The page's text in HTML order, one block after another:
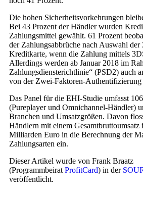
Die hohen Sicherheitsvorkehrungen
Bei 43 Prozent der Händler wurden
Zahlungsmittel gewählt. 61 Prozent
der Zahlungsabbrüche nach Auswahl der
Kreditkarte, wenn die Zahlung mittels
Allerdings werden ab Januar 2018 im
Zahlungsdiensterichtlinie“ (PSD2) auch
von der Zwei-Faktoren-Authentifizierung
Das Panel für die EHI-Studie umfasst
(Pureplayer und Omnichannel-Händler)
Branchen und Umsatzgrößen. Davon
Händlern mit einem
Milliarden Euro in die Berechnung der
Zahlungsarten ein.
Dieser Artikel wurde von Frank Braatz
(Programmbeirat ProfitCard) in der
veröffentlicht.